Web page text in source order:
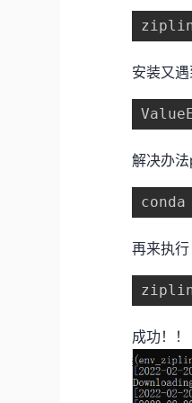
安装又遇
解决办法
再来执行
成功！！